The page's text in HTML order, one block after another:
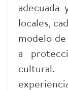
adecuada
locales,
modelo
a